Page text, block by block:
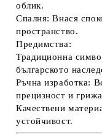
облик.
Спалня: Внася
пространство.
Предимства:
Традиционна
българското
Ръчна изработка:
прецизност и
Качествени
устойчивост.